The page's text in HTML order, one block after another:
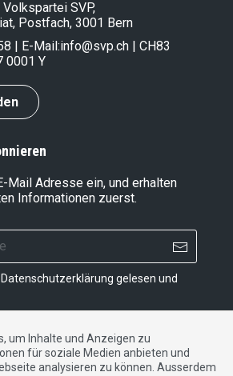
SVP,
Postfach, 3001 Bern
| E-Mail:info@svp.ch | CH83
0001 Y
Mail Adresse ein, und erhalten
Informationen zuerst.
Datenschutzerklärung gelesen und
|Kontakt
um Inhalte und Anzeigen zu
für soziale Medien anbieten und
analysieren zu können. Ausserdem